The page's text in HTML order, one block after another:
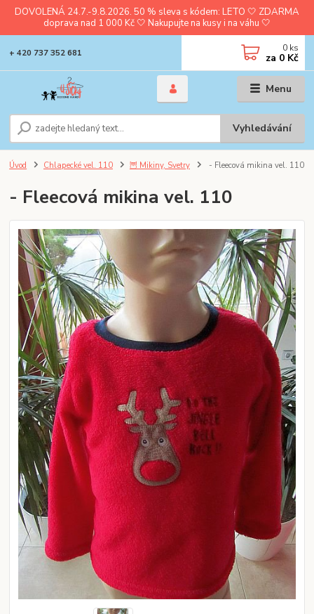
DOVOLENÁ 24.7.-9.8.2026. 50 % sleva s kódem: LETO 🤍 ZDARMA
doprava nad 1 000 Kč 🤍 Nakupujte na kusy i na váhu 🤍
Menu
Vyhledávání
+ 420 737 352 681 0 ks
za 0 Kč
Úvod Chlapecké vel. 110 🦉 Mikiny, Svetry - Fleecová mikina vel. 110
- Fleecová mikina vel. 110